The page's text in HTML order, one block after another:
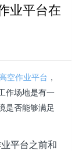
业平台在
高空作业平台 ，
作场地是有一
是否能够满足
平台之前和